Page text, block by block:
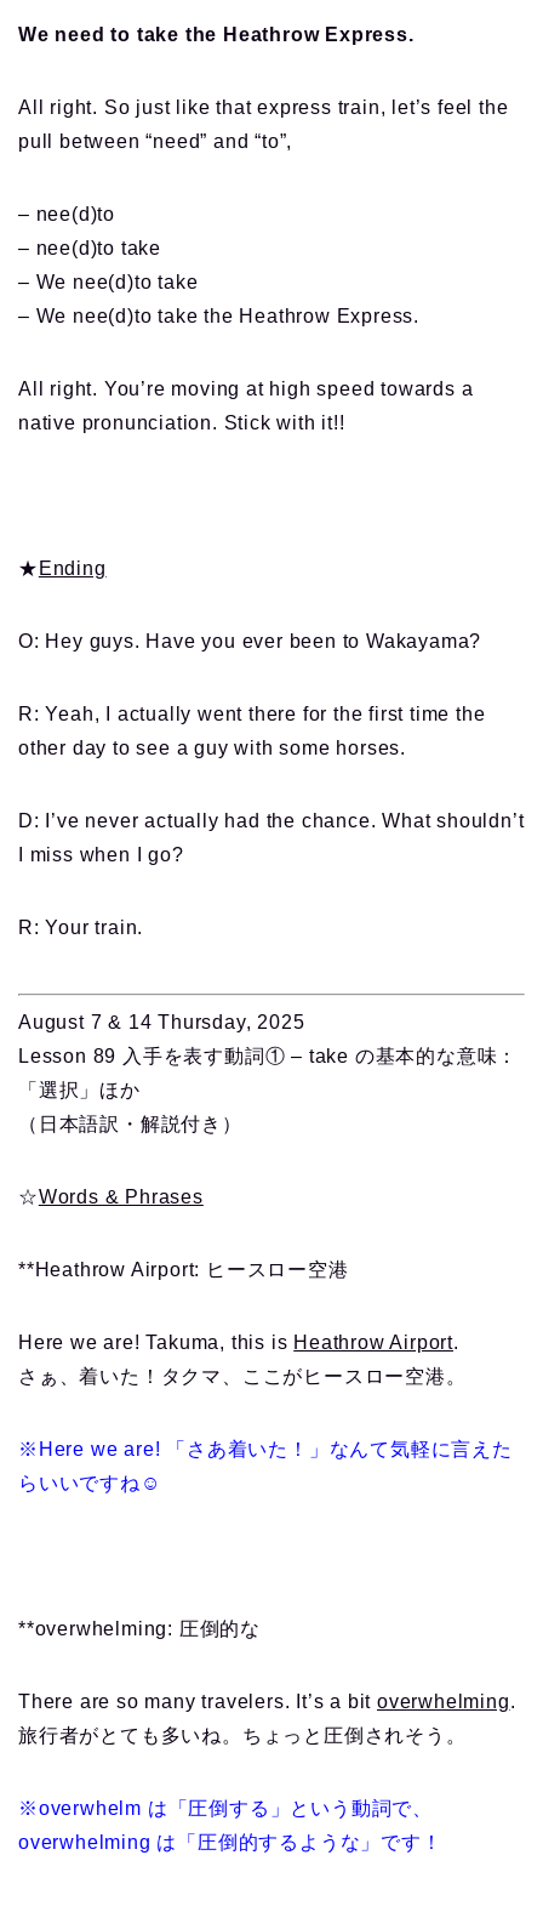
We need to take the Heathrow Express.
All right. So just like that express train, let’s feel the
pull between “need” and “to”,
– nee(d)to
– nee(d)to take
– We nee(d)to take
– We nee(d)to take the Heathrow Express.
All right. You’re moving at high speed towards a
native pronunciation. Stick with it!!
★ Ending
O: Hey guys. Have you ever been to Wakayama?
R: Yeah, I actually went there for the first time the
other day to see a guy with some horses.
D: I’ve never actually had the chance. What shouldn’t
I miss when I go?
R: Your train.
August 7 & 14 Thursday, 2025
Lesson 89 入手を表す動詞① – take の基本的な意味：
「選択」ほか
（日本語訳・解説付き）
☆Words & Phrases
**Heathrow Airport: ヒースロー空港
Here we are! Takuma, this is Heathrow Airport.
さぁ、着いた！タクマ、ここがヒースロー空港。
※Here we are! 「さあ着いた！」なんて気軽に言えた
らいいですね☺
**overwhelming: 圧倒的な
There are so many travelers. It’s a bit overwhelming.
旅行者がとても多いね。ちょっと圧倒されそう。
※overwhelm は「圧倒する」という動詞で、
overwhelming は「圧倒的するような」です！